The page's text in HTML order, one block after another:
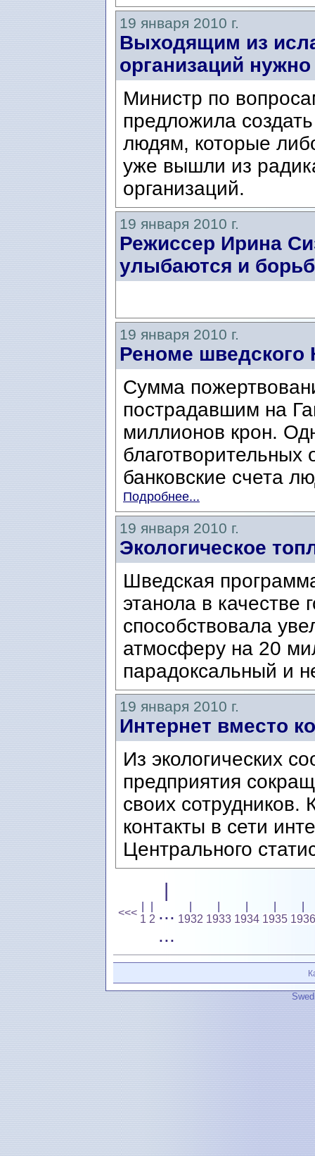
19 января 2010 г.
Выходящим из
организаций
Министр по
предложила
людям, которые
уже вышли из
организаций.
19 января 2010 г.
Режиссер Ирина
улыбаются и
19 января 2010 г.
Реноме шведского
Сумма
пострадавшим на
миллионов крон.
благотворительных
банковские счета
Подробнее...
19 января 2010 г.
Экологическое
Шведская
этанола в качестве
способствовала
атмосферу на 20
парадоксальный и
19 января 2010 г.
Интернет вместо
Из экологических
предприятия
своих
контакты в сети
Центрального
<<<
1 2
|
...
...
1932 1933 1934 1935 1936